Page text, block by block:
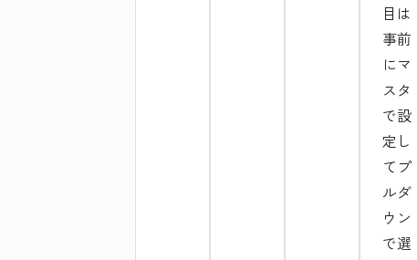
目は
事前
にマ
スタ
で設
定し
てプ
ルダ
ウン
で選